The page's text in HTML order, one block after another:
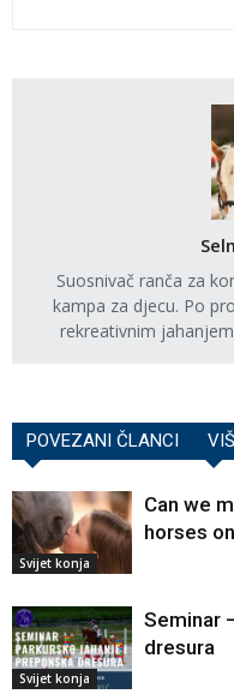
Suosnivač ranča za
kampa za djecu. Po
rekreativnim
POVEZANI ČLANCI
Svijet konja
Can we
horses
Svijet konja
Seminar
dresura